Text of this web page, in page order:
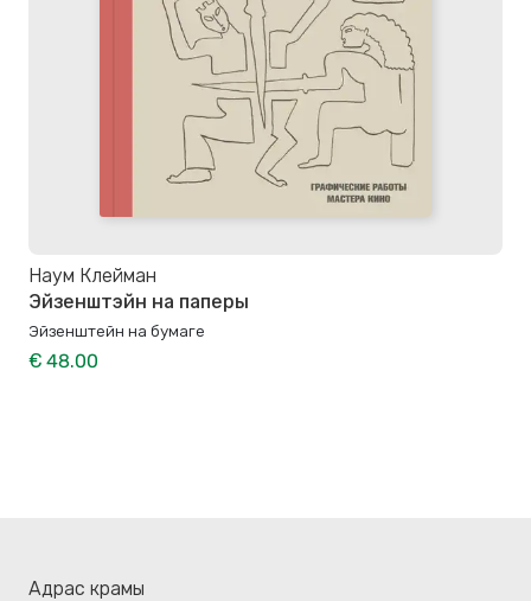
Наум Клейман
Эйзенштэйн на паперы
Эйзенштейн на бумаге
€ 48.00
Адрас крамы